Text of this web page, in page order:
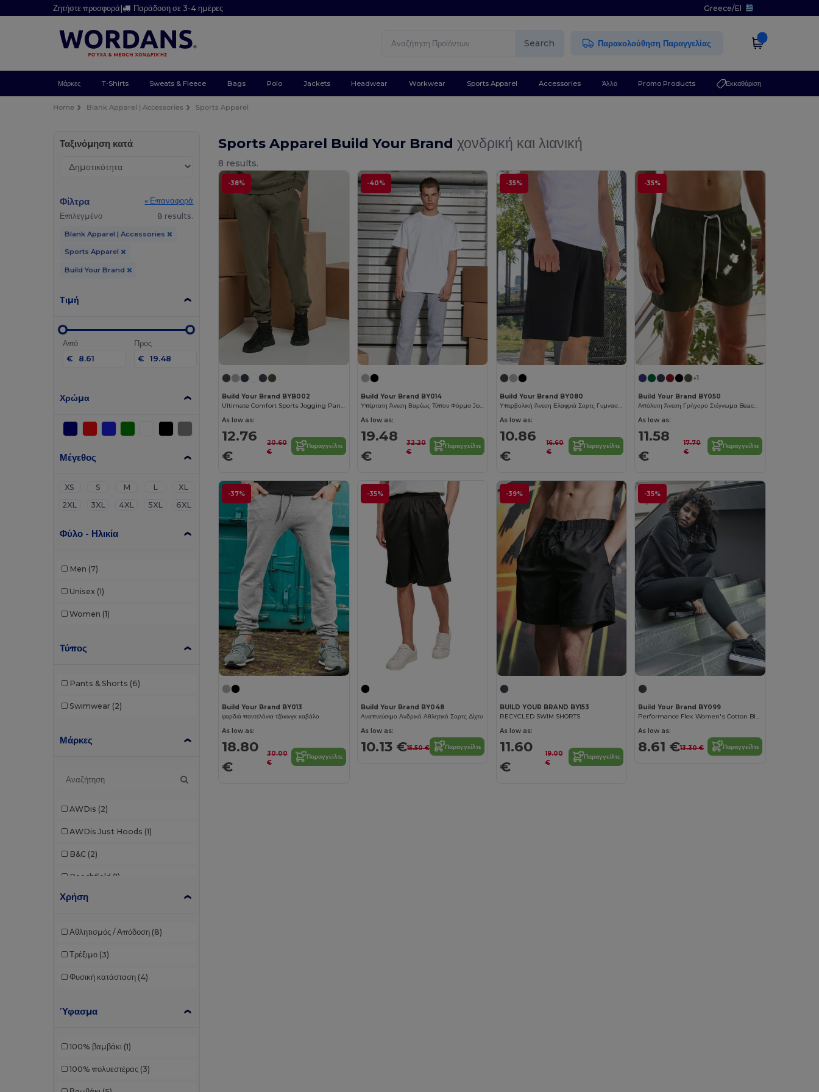
Ζητήστε προσφορά| Παράδοση σε 3-4 ημέρες Greece/El
Search Παρακολούθηση Παραγγελίας
Μάρκες T-Shirts Sweats & Fleece Bags Polo Jackets Headwear Workwear Sports Apparel Accessories Άλλο Promo Products Εκκαθάριση
Home Blank Apparel | Accessories Sports Apparel
Ταξινόμηση κατά
Φίλτρα
« Επαναφορά
Επιλεγμένο
8 results.
Blank Apparel | Accessories
Sports Apparel
Build Your Brand
Τιμή
Από
€
Προς
€
Χρώμα
Μέγεθος
XS S M L
XL
2XL
3XL 4XL 5XL 6XL
Φύλο - Ηλικία
Men (7)
Unisex (1)
Women (1)
Τύπος
Pants & Shorts (6)
Swimwear (2)
Μάρκες
AWDis (2)
AWDis Just Hoods (1)
B&C (2)
Beechfield (1)
Brook Taverner
Front row
Χρήση
Αθλητισμός / Απόδοση (8)
Τρέξιμο (3)
Φυσική κατάσταση (4)
Ύφασμα
100% βαμβάκι (1)
100% πολυεστέρας (3)
Sports Apparel Build Your Brandχονδρική και λιανική
8 results.
-38%
Build Your Brand BYB002
Ultimate Comfort Sports Jogging Pants
As low as:
12.76
€
20.60
€
Παραγγείλτε
-40%
Build Your Brand BY014
Υπέρτατη Άνεση Βαρέως Τύπου Φόρμα Jogging
As low as:
19.48
€
32.20
€
Παραγγείλτε
-35%
Build Your Brand BY080
Υπερβολική Άνεση Ελαφριά Σορτς Γυμναστικής
As low as:
10.86
€
16.60
€
Παραγγείλτε
-35%
+1
Build Your Brand BY050
Απόλυτη Άνεση Γρήγορο Στέγνωμα Beach Shorts
As low as:
11.58
€
17.70
€
Παραγγείλτε
-37%
Build Your Brand BY013
φαρδιά παντελόνια τζόκινγκ καβάλο
As low as:
18.80
€
30.00
€
Παραγγείλτε
-35%
Build Your Brand BY048
Αναπνεύσιμο Ανδρικό Αθλητικό Σορτς Δίχτυ
As low as:
10.13 €15.50 € Παραγγείλτε
-39%
BUILD YOUR BRAND BY153
RECYCLED SWIM SHORTS
As low as:
11.60
€
19.00
€
Παραγγείλτε
-35%
Build Your Brand BY099
Performance Flex Women's Cotton Blend Leggings
As low as:
8.61 €13.30 € Παραγγείλτε